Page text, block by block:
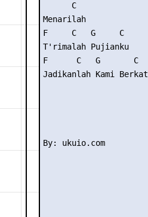
      C
Menarilah
F     C   G     C
T'rimalah Pujianku
F      C   G       C
Jadikanlah Kami Berkat